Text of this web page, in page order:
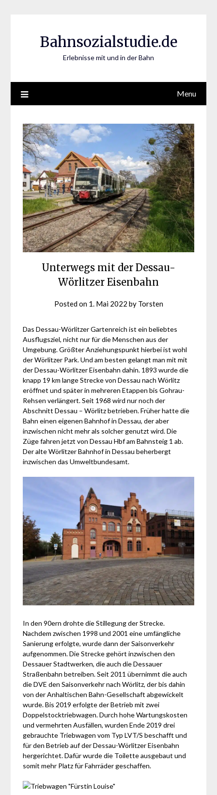
Bahnsozialstudie.de
Erlebnisse mit und in der Bahn
Menu
Unterwegs mit der Dessau-
Wörlitzer Eisenbahn
Posted on 1. Mai 2022 by Torsten
Das Dessau-Wörlitzer Gartenreich ist ein beliebtes
Ausflugsziel, nicht nur für die Menschen aus der
Umgebung. Größter Anziehungspunkt hierbei ist wohl
der Wörlitzer Park. Und am besten gelangt man mit mit
der Dessau-Wörlitzer Eisenbahn dahin. 1893 wurde die
knapp 19 km lange Strecke von Dessau nach Wörlitz
eröffnet und später in mehreren Etappen bis Gohrau-
Rehsen verlängert. Seit 1968 wird nur noch der
Abschnitt Dessau – Wörlitz betrieben. Früher hatte die
Bahn einen eigenen Bahnhof in Dessau, der aber
inzwischen nicht mehr als solcher genutzt wird. Die
Züge fahren jetzt von Dessau Hbf am Bahnsteig 1 ab.
Der alte Wörlitzer Bahnhof in Dessau beherbergt
inzwischen das Umweltbundesamt.
In den 90ern drohte die Stillegung der Strecke.
Nachdem zwischen 1998 und 2001 eine umfängliche
Sanierung erfolgte, wurde dann der Saisonverkehr
aufgenommen. Die Strecke gehört inzwischen den
Dessauer Stadtwerken, die auch die Dessauer
Straßenbahn betreiben. Seit 2011 übernimmt die auch
die DVE den Saisonverkehr nach Wörlitz, der bis dahin
von der Anhaltischen Bahn-Gesellschaft abgewickelt
wurde. Bis 2019 erfolgte der Betrieb mit zwei
Doppelstocktriebwagen. Durch hohe Wartungskosten
und vermehrten Ausfällen, wurden Ende 2019 drei
gebrauchte Triebwagen vom Typ LVT/S beschafft und
für den Betrieb auf der Dessau-Wörlitzer Eisenbahn
hergerichtet. Dafür wurde die Toilette ausgebaut und
somit mehr Platz für Fahrräder geschaffen.